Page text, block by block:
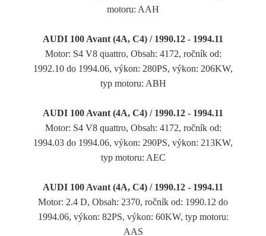
motoru: AAH
AUDI 100 Avant (4A, C4) / 1990.12 - 1994.11
Motor: S4 V8 quattro, Obsah: 4172, ročník od:
1992.10 do 1994.06, výkon: 280PS, výkon: 206KW,
typ motoru: ABH
AUDI 100 Avant (4A, C4) / 1990.12 - 1994.11
Motor: S4 V8 quattro, Obsah: 4172, ročník od:
1994.03 do 1994.06, výkon: 290PS, výkon: 213KW,
typ motoru: AEC
AUDI 100 Avant (4A, C4) / 1990.12 - 1994.11
Motor: 2.4 D, Obsah: 2370, ročník od: 1990.12 do
1994.06, výkon: 82PS, výkon: 60KW, typ motoru:
AAS